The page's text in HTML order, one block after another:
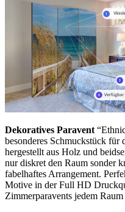
Dekoratives Paravent
besonderes Schmuckstück für
hergestellt aus Holz und
nur diskret den Raum sonder
fabelhaftes Arrangement.
Motive in der Full HD
Zimmerparavents jedem